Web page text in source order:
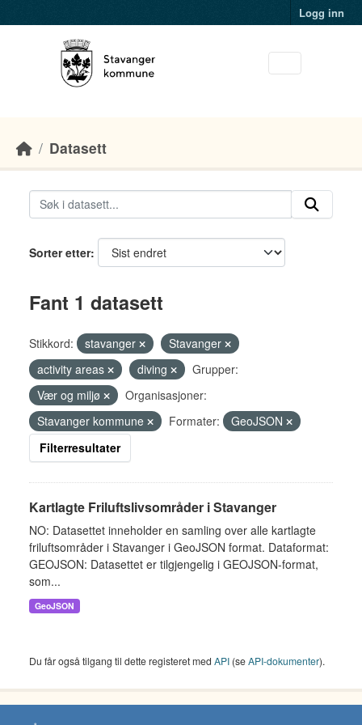
Logg inn
Datasett
Sorter etter
Fant 1 datasett
Stikkord: stavanger
Stavanger
activity areas
diving
Grupper:
Vær og miljø
Organisasjoner:
Stavanger kommune
Formater:
GeoJSON
Filterresultater
Kartlagte Friluftslivsområder i Stavanger
NO: Datasettet inneholder en samling over alle kartlagte
friluftsområder i Stavanger i GeoJSON format. Dataformat:
GEOJSON: Datasettet er tilgjengelig i GEOJSON-format,
som...
GeoJSON
Du får også tilgang til dette registeret med API (seAPI-dokumenter).